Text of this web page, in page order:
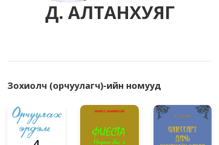
Д. АЛТАНХУЯГ
Зохиолч (орчуулагч)-ийн номууд